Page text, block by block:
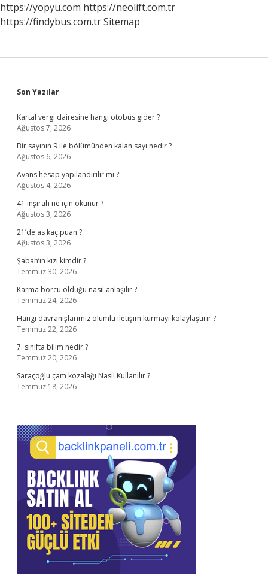
Görülür
https://yopyu.com https://neolift.com.tr
https://findybus.com.trSitemap
Sidebar
Son Yazılar
Kartal vergi dairesine hangi otobüs gider ?
Ağustos 7, 2026
Bir sayının 9 ile bölümünden kalan sayı nedir ?
Ağustos 6, 2026
Avans hesap yapılandırılır mı ?
Ağustos 4, 2026
41 inşirah ne için okunur ?
Ağustos 3, 2026
21’de as kaç puan ?
Ağustos 3, 2026
Şaban’ın kızı kimdir ?
Temmuz 30, 2026
Karma borcu olduğu nasıl anlaşılır ?
Temmuz 24, 2026
Hangi davranışlarımız olumlu iletişim kurmayı kolaylaştırır ?
Temmuz 22, 2026
7. sınıfta bilim nedir ?
Temmuz 20, 2026
Saraçoğlu çam kozalağı Nasıl Kullanılır ?
Temmuz 18, 2026